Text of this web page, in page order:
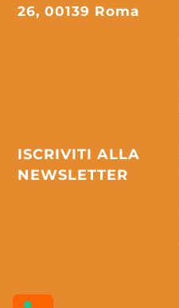
26, 00139 Roma
ISCRIVITI ALLA
NEWSLETTER